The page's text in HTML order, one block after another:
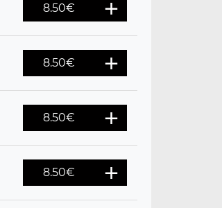
8.50€
8.50€
8.50€
8.50€